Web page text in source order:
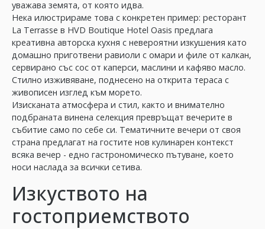
уважава земята, от която идва.
Нека илюстрираме това с конкретен пример: ресторант
La Terrasse в HVD Boutique Hotel Oasis предлага
креативна авторска кухня с невероятни изкушения като
домашно приготвени равиоли с омари и филе от калкан,
сервирано със сос от каперси, маслини и кафяво масло.
Стилно изживяване, поднесено на открита тераса с
живописен изглед към морето.
Изисканата атмосфера и стил, както и внимателно
подбраната винена селекция превръщат вечерите в
събитие само по себе си. Тематичните вечери от своя
страна предлагат на гостите нов кулинарен контекст
всяка вечер - едно гастрономическо пътуване, което
носи наслада за всички сетива.
Изкуството на
гостоприемството